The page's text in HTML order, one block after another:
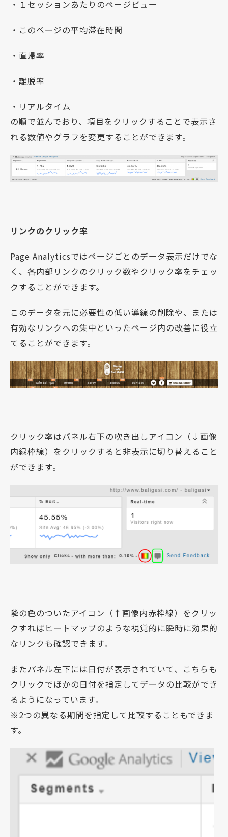
・１セッションあたりのページビュー
・このページの平均滞在時間
・直帰率
・離脱率
・リアルタイム
の順で並んでおり、項目をクリックすることで表示さ
れる数値やグラフを変更することができます。
リンクのクリック率
Page Analyticsではページごとのデータ表示だけでな
く、各内部リンクのクリック数やクリック率をチェッ
クすることができます。
このデータを元に必要性の低い導線の削除や、または
有効なリンクへの集中といったページ内の改善に役立
てることができます。
クリック率はパネル右下の吹き出しアイコン（↓画像
内緑枠線）をクリックすると非表示に切り替えること
ができます。
隣の色のついたアイコン（↑画像内赤枠線）をクリッ
クすればヒートマップのような視覚的に瞬時に効果的
なリンクも確認できます。
またパネル左下には日付が表示されていて、こちらも
クリックでほかの日付を指定してデータの比較ができ
るようになっています。
※2つの異なる期間を指定して比較することもできま
す。